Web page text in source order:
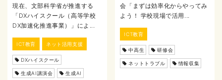
現在、文部科学省が推進する
「DXハイスクール（高等学校
DX加速化推進事業）」によ...
ICT教育 ネット活用支援
DXハイスクール
生成AI講演会 生成AI
会「まずは効率化からやってみ
よう！ 学校現場で活用...
ICT教育
中高生 研修会
ネットトラブル 情報収集